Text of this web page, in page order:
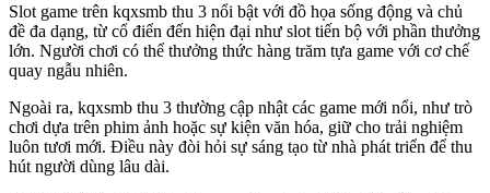
Slot game trên kqxsmb thu 3 nổi bật với đồ họa sống động và chủ
đề đa dạng, từ cổ điển đến hiện đại như slot tiến bộ với phần thưởng
lớn. Người chơi có thể thưởng thức hàng trăm tựa game với cơ chế
quay ngẫu nhiên.
Ngoài ra, kqxsmb thu 3 thường cập nhật các game mới nổi, như trò
chơi dựa trên phim ảnh hoặc sự kiện văn hóa, giữ cho trải nghiệm
luôn tươi mới. Điều này đòi hỏi sự sáng tạo từ nhà phát triển để thu
hút người dùng lâu dài.